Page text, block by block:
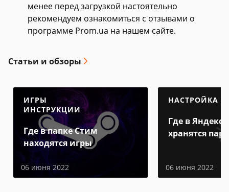
менее перед загрузкой настоятельно
рекомендуем ознакомиться с отзывами о
программе Prom.ua на нашем сайте.
Статьи и обзоры
ИГРЫ
ИНСТРУКЦИИ
Где в папке Стим
находятся игры
06 июня 2022
НАСТРОЙКА
Где в Яндекс
хранятся
06 июня 2022